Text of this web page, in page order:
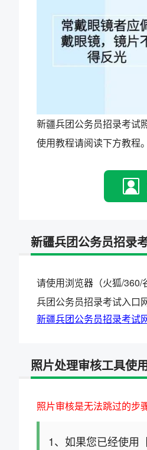
新疆兵团公务员招录考试
使用教程请阅读下方教程。
新疆兵团公务员招录
请使用浏览器（火狐/
兵团公务员招录考试入口
新疆兵团公务员招录考试
照片处理审核工具使
照片审核是无法跳过的步
1、如果您已经使用